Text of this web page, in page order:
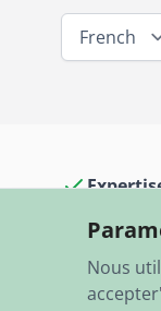
French
13 000
Nous